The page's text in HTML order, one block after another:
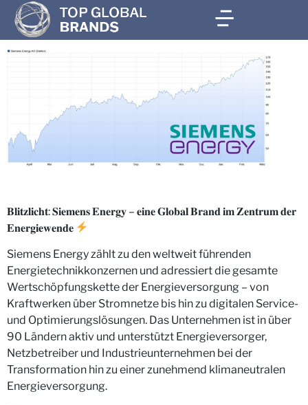
𝐁𝐥𝐢𝐭𝐳𝐥𝐢𝐜𝐡𝐭: 𝐒𝐢𝐞𝐦𝐞𝐧𝐬 𝐄𝐧𝐞𝐫𝐠𝐲 – 𝐞𝐢𝐧𝐞 𝐆𝐥𝐨𝐛𝐚𝐥 𝐁𝐫𝐚𝐧𝐝 𝐢𝐦 𝐙𝐞𝐧𝐭𝐫𝐮𝐦 𝐝𝐞𝐫
𝐄𝐧𝐞𝐫𝐠𝐢𝐞𝐰𝐞𝐧𝐝𝐞
Siemens Energy zählt zu den weltweit führenden
Energietechnikkonzernen und adressiert die gesamte
Wertschöpfungskette der Energieversorgung – von
Kraftwerken über Stromnetze bis hin zu digitalen Service-
und Optimierungslösungen. Das Unternehmen ist in über
90 Ländern aktiv und unterstützt Energieversorger,
Netzbetreiber und Industrieunternehmen bei der
Transformation hin zu einer zunehmend klimaneutralen
Energieversorgung.